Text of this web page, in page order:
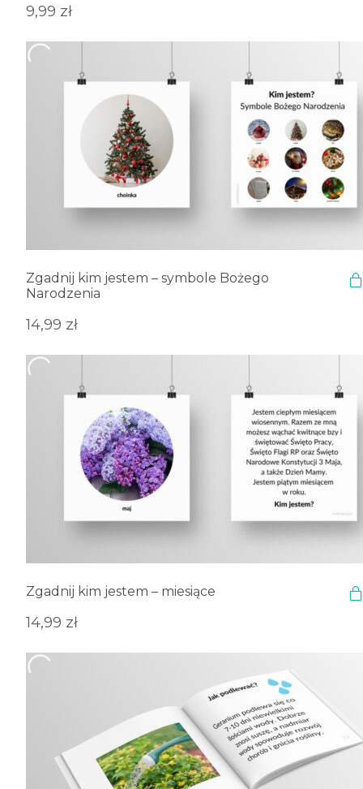
9,99 zł
Zgadnij kim jestem – symbole Bożego
Narodzenia
14,99 zł
Zgadnij kim jestem – miesiące
14,99 zł